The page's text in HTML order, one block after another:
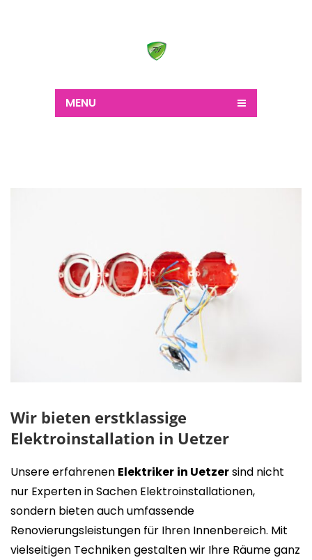
MENU
Wir bieten erstklassige
Elektroinstallation in Uetzer
Unsere erfahrenen Elektriker in Uetzersind nicht
nur Experten in Sachen Elektroinstallationen,
sondern bieten auch umfassende
Renovierungsleistungen für Ihren Innenbereich. Mit
vielseitigen Techniken gestalten wir Ihre Räume ganz